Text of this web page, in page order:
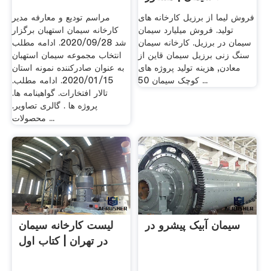
مراسم تودیع و معارفه مدیر
کارخانه سیمان استهبان برگزار
شد 2020/09/28. ادامه مطلب
انتخاب مجموعه سیمان استهبان
به عنوان صادرکننده نمونه استان
2020/01/15. ادامه مطلب.
تالار افتخارات. گواهینامه ها.
پروژه ها . گالری تصاویر.
محصولات ...
فروش لیما از برزیل کارخانه های
تولید. فروش میلیارد سیمان
سیمان در برزیل. کارخانه سیمان
سنگ زنی برزیل سیمان قاین از
معادن, هزینه تولید پروژه های
کوچک سیمان 50 ...
لیست کارخانه سیمان
در تهران | کتاب اول
سیمان آبیک پیشرو در